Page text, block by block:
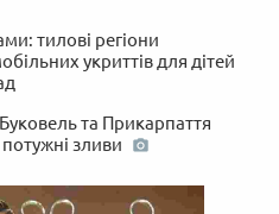
тилові регіони
укриттів для дітей
та Прикарпаття
зливи